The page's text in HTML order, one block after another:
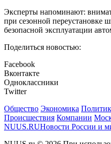
Эксперты напоминают:
при сезонной переустановке
безопасной эксплуатации
Поделиться новостью:
Facebook
Вконтакте
Одноклассники
Twitter
Общество Экономика
Происшествия Компании
NUUS.RUНовости России и